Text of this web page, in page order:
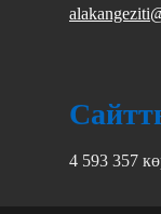
4 593 357